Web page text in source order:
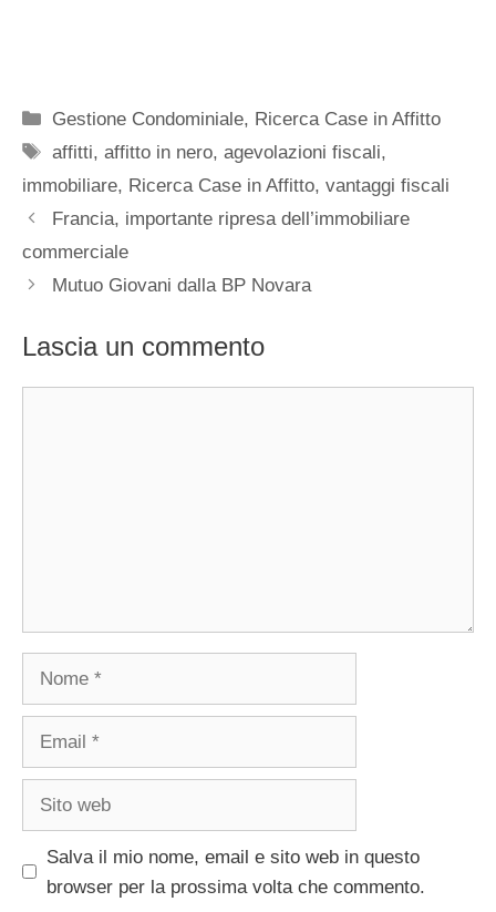
Categorie
Gestione Condominiale, Ricerca Case in Affitto
Tag
affitti,affitto in nero,agevolazioni fiscali,
immobiliare, Ricerca Case in Affitto, vantaggi fiscali
Francia, importante ripresa dell’immobiliare
commerciale
Mutuo Giovani dalla BP Novara
Lascia un commento
Salva il mio nome, email e sito web in questo
browser per la prossima volta che commento.